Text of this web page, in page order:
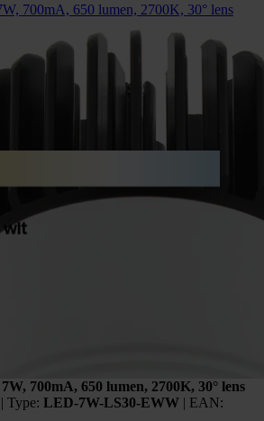
700mA, 650 lumen, 2700K, 30° lens
700mA, 650 lumen, 2700K, 30° lens
| Type: LED-7W-LS30-EWW | EAN: